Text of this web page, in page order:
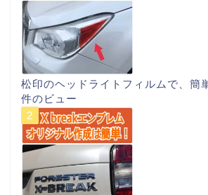
松印のヘッドライトフィルムで、簡
件のビュー